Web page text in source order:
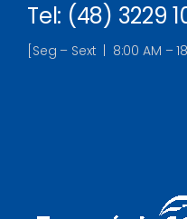
Tel: (48) 3229
[Seg – Sext | 8:00 AM –